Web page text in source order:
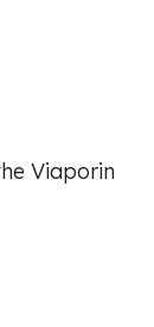
Viaporin